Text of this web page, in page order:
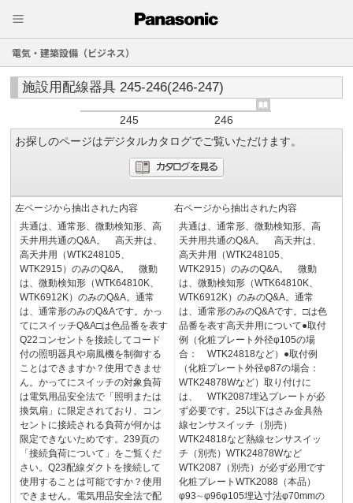
電気・建築設備（ビジネス）
施設用配線器具 245-246(246-247)
245
246
お探しのページはデジタルカタログでご覧いただけます。
左ページから抽出された内容
共通は、通常形、微動検知形、高
天井用共通のQ&A。 高天井は、
高天井用（WTK248105、
WTK2915）のみのQ&A。 微動
は、微動検知形（WTK64810K、
WTK6912K）のみのQ&A。通常
は、通常形のみのQ&Aです。かっ
てにスイッチQ&A□は色品番を表す
Q22コンセントを接続してコード
付の照明器具や扇風機を制御する
ことはできますか？使用できませ
ん。かってにスイッチの対象負荷
は電気用品安全法で「照明または
換気扇」に限定されており、コン
セントに接続される負荷が何かは
限定できないためです。239頁の
「接続負荷について」をご覧くだ
さい。Q23配線ダクトを接続して
使用することは可能ですか？使用
できません。電気用品安全法で配
右ページから抽出された内容
共通は、通常形、微動検知形、高
天井用共通のQ&A。 高天井は、
高天井用（WTK248105、
WTK2915）のみのQ&A。 微動
は、微動検知形（WTK64810K、
WTK6912K）のみのQ&A。通常
は、通常形のみのQ&Aです。□は色
品番を表す高天井用について●取付
例（化粧プレート外径φ105の場
合： WTK24818など）●取付例
（化粧プレート外径φ87の場合：
WTK24878Wなど）取り付けに
は、 WTK2087埋込プレートが必
ず必要です。25以下はさみ金具熱
線センサスイッチ（別売）
WTK24818など熱線センサスイッ
チ（別売）WTK24878Wなど
WTK2087（別売）が必ず必用です
化粧プレートWTK2088（本品）
φ93∼φ96φ105埋込寸法φ70mmの